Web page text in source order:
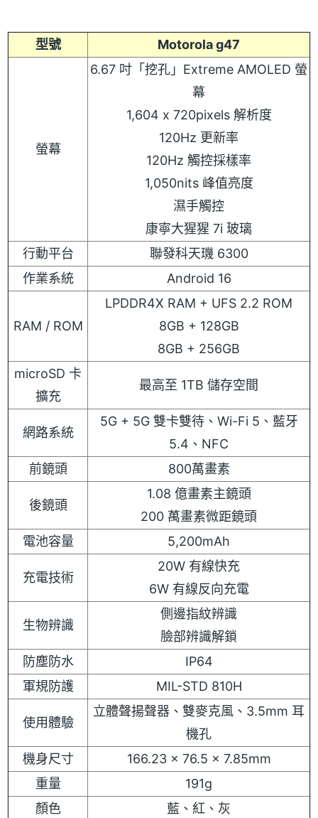
型號 Motorola g47
螢幕
6.67 吋「挖孔」Extreme AMOLED 螢
幕
1,604 x 720pixels 解析度
120Hz 更新率
120Hz 觸控採樣率
1,050nits 峰值亮度
濕手觸控
康寧大猩猩 7i 玻璃
行動平台
聯發科天璣 6300
作業系統
Android 16
RAM / ROM
LPDDR4X RAM + UFS 2.2 ROM
8GB + 128GB
8GB + 256GB
microSD 卡
擴充
最高至 1TB 儲存空間
網路系統
5G + 5G 雙卡雙待、Wi-Fi 5、藍牙
5.4、NFC
前鏡頭
800萬畫素
後鏡頭
1.08 億畫素主鏡頭
200 萬畫素微距鏡頭
電池容量
5,200mAh
充電技術
20W 有線快充
6W 有線反向充電
生物辨識
側邊指紋辨識
臉部辨識解鎖
防塵防水
IP64
軍規防護
MIL-STD 810H
使用體驗
立體聲揚聲器、雙麥克風、3.5mm 耳
機孔
機身尺寸
166.23 x 76.5 x 7.85mm
重量
191g
顏色
藍、紅、灰